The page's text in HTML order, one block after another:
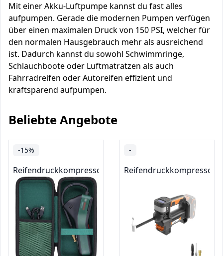
Mit einer Akku-Luftpumpe kannst du fast alles
aufpumpen. Gerade die modernen Pumpen verfügen
über einen maximalen Druck von 150 PSI, welcher für
den normalen Hausgebrauch mehr als ausreichend
ist. Dadurch kannst du sowohl Schwimmringe,
Schlauchboote oder Luftmatratzen als auch
Fahrradreifen oder Autoreifen effizient und
kraftsparend aufpumpen.
Beliebte Angebote
-15%
Reifendruckkompressoren & -pumpen
-